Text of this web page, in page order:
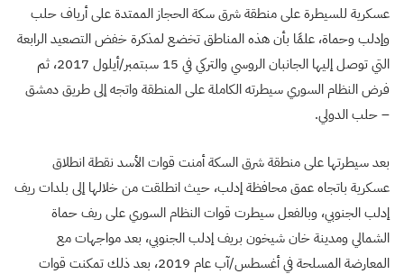
عسكرية للسيطرة على منطقة شرق سكة الحجاز الممتدة على أرياف حلب
وإدلب وحماة، علمًا بأن هذه المناطق تخضع لمذكرة خفض التصعيد الرابعة
التي توصل إليها الجانبان الروسي والتركي في 15 سبتمبر/أيلول 2017، ثم
فرض النظام السوري سيطرته الكاملة على المنطقة واتجه إلى طريق دمشق
– حلب الدولي.
بعد سيطرتها على منطقة شرق السكة أمنت قوات الأسد نقطة انطلاق
عسكرية باتجاه عمق محافظة إدلب، حيث انطلقت من خلالها إلى بلدات ريف
إدلب الجنوبي، وبالفعل سيطرت قوات النظام السوري على ريف حماة
الشمالي ومدينة خان شيخون بريف إدلب الجنوبي، بعد مواجهات مع
المعارضة المسلحة في أغسطس/آب عام 2019، بعد ذلك تمكنت قوات